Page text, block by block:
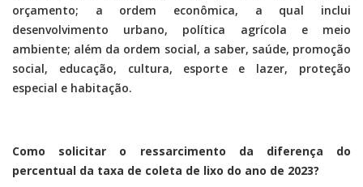
orçamento; a ordem econômica, a qual inclui
desenvolvimento urbano, política agrícola e meio
ambiente; além da ordem social, a saber, saúde, promoção
social, educação, cultura, esporte e lazer, proteção
especial e habitação.
Como solicitar o ressarcimento da diferença do
percentual da taxa de coleta de lixo do ano de 2023?